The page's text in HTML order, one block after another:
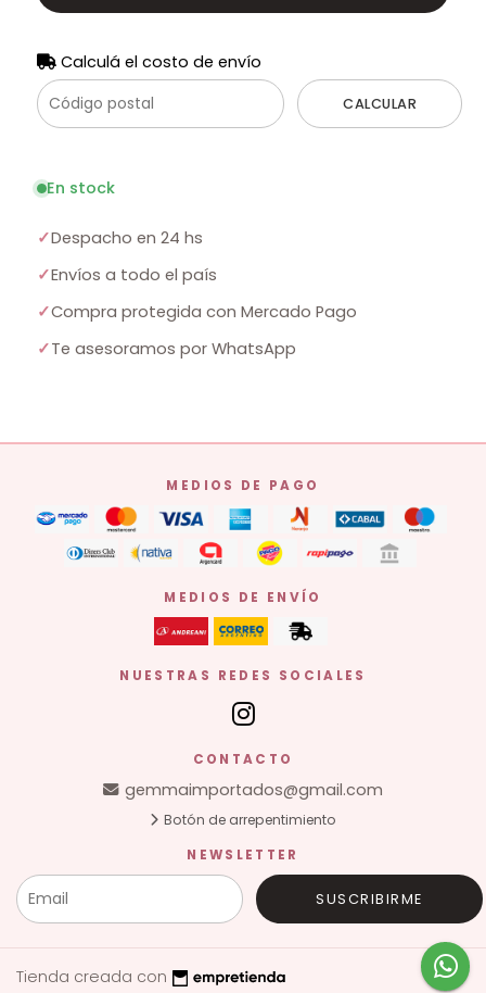
Calculá el costo de envío
CALCULAR
En stock
✓Despacho en 24 hs
✓Envíos a todo el país
✓Compra protegida con Mercado Pago
✓Te asesoramos por WhatsApp
MEDIOS DE PAGO
MEDIOS DE ENVÍO
NUESTRAS REDES SOCIALES
CONTACTO
gemmaimportados@gmail.com
Botón de arrepentimiento
NEWSLETTER
SUSCRIBIRME
Tienda creada con